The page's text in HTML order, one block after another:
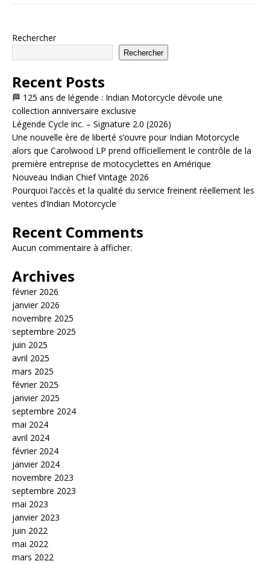
Rechercher
Rechercher
Recent Posts
🏁 125 ans de légende : Indian Motorcycle dévoile une
collection anniversaire exclusive
Légende Cycle inc. – Signature 2.0 (2026)
Une nouvelle ère de liberté s’ouvre pour Indian Motorcycle
alors que Carolwood LP prend officiellement le contrôle de la
première entreprise de motocyclettes en Amérique
Nouveau Indian Chief Vintage 2026
Pourquoi l’accès et la qualité du service freinent réellement les
ventes d’Indian Motorcycle
Recent Comments
Aucun commentaire à afficher.
Archives
février 2026
janvier 2026
novembre 2025
septembre 2025
juin 2025
avril 2025
mars 2025
février 2025
janvier 2025
septembre 2024
mai 2024
avril 2024
février 2024
janvier 2024
novembre 2023
septembre 2023
mai 2023
janvier 2023
juin 2022
mai 2022
mars 2022